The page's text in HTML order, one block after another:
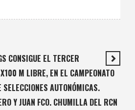
CONSIGUE EL TERCER
M LIBRE, EN EL CAMPEONATO
SELECCIONES AUTONÓMICAS.
Y JUAN FCO. CHUMILLA DEL RCN